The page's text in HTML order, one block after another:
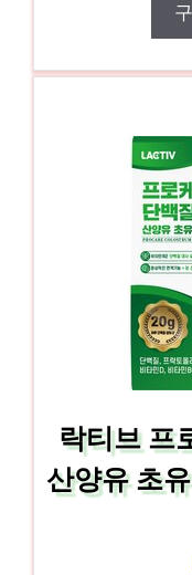
락티브 프
산양유 초